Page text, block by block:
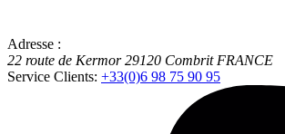
Adresse :
22 route de Kermor 29120 Combrit FRANCE
Service Clients: +33(0)6 98 75 90 95